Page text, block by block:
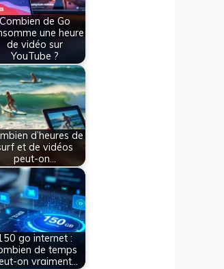
Combien de Go
une heure
de vidéo sur
YouTube ?
d’heures de
et de vidéos
peut-on…
go internet :
de temps
on vraiment…